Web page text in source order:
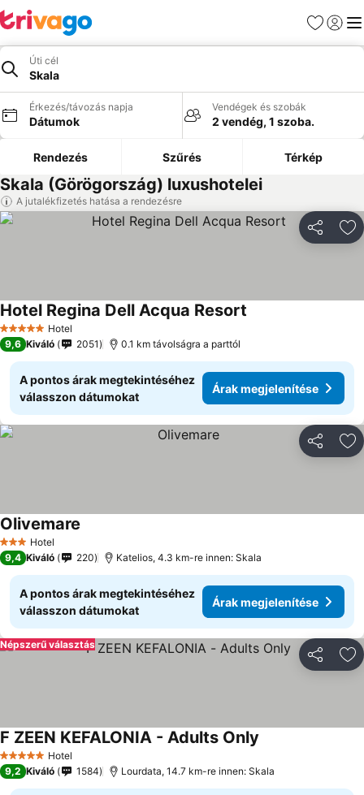
Kedvencek
Úti cél
Skala
Érkezés/távozás napja
Dátumok
Vendégek és szobák
2 vendég, 1 szoba.
Rendezés Szűrés Térkép
Skala (Görögország) luxushotelei
A jutalékfizetés hatása a rendezésre
5 KategóriaHotel
Hotel Regina Dell Acqua Resort
9,6 Kiváló 2051 0.1 km távolságra a parttól
A pontos árak megtekintéséhez
válasszon dátumokat
Árak megjelenítése
3 Kategória
Hotel
Olivemare
9,4 Kiváló 220 Katelios, 4.3 km-re innen: Skala
A pontos árak megtekintéséhez
válasszon dátumokat
Árak megjelenítése
Népszerű választás
5 KategóriaHotel
F ZEEN KEFALONIA - Adults Only
9,2 Kiváló 1584 Lourdata, 14.7 km-re innen: Skala